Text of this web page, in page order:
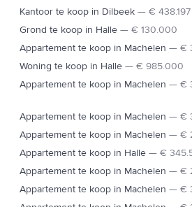
Kantoor te koop in Dilbeek —€ 438.197
Grond te koop in Halle —€ 130.000
Appartement te koop in Machelen —€
Woning te koop in Halle —€ 985.000
Appartement te koop in Machelen —€
Appartement te koop in Machelen —€
Appartement te koop in Machelen —€
Appartement te koop in Halle —€
Appartement te koop in Machelen —€
Appartement te koop in Machelen —€